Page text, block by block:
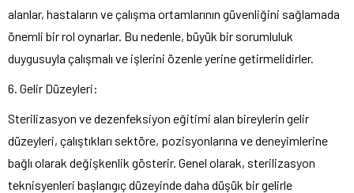
alanlar, hastaların ve çalışma ortamlarının güvenliğini sağlamada
önemli bir rol oynarlar. Bu nedenle, büyük bir sorumluluk
duygusuyla çalışmalı ve işlerini özenle yerine getirmelidirler.
6. Gelir Düzeyleri:
Sterilizasyon ve dezenfeksiyon eğitimi alan bireylerin gelir
düzeyleri, çalıştıkları sektöre, pozisyonlarına ve deneyimlerine
bağlı olarak değişkenlik gösterir. Genel olarak, sterilizasyon
teknisyenleri başlangıç ​​düzeyinde daha düşük bir gelirle